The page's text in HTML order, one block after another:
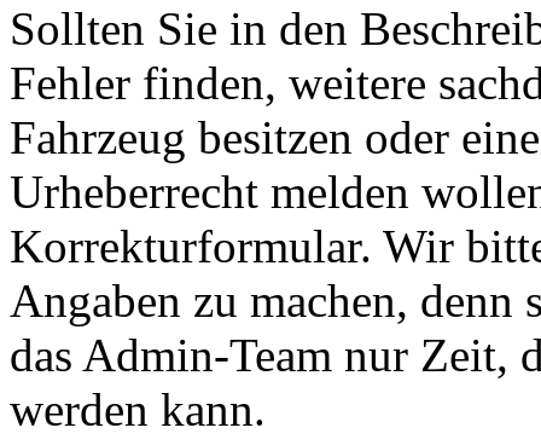
Sollten Sie in den
Fehler finden, weitere
Fahrzeug besitzen oder
Urheberrecht melden
Korrekturformular. Wir
Angaben zu machen,
das Admin-Team nur Zeit,
werden kann.